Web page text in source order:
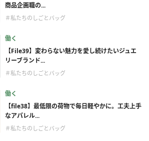
商品企画職の...
＃私たちのしごとバッグ
働く
【File39】変わらない魅力を愛し続けたいジュエ
リーブランド...
＃私たちのしごとバッグ
働く
【file38】最低限の荷物で毎日軽やかに。工夫上手
なアパレル...
＃私たちのしごとバッグ